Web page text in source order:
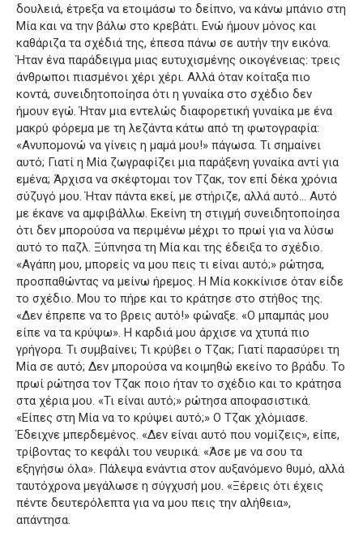
δουλειά, έτρεξα να ετοιμάσω το δείπνο, να κάνω μπάνιο στη
Μία και να την βάλω στο κρεβάτι. Ενώ ήμουν μόνος και
καθάριζα τα σχέδιά της, έπεσα πάνω σε αυτήν την εικόνα.
Ήταν ένα παράδειγμα μιας ευτυχισμένης οικογένειας: τρεις
άνθρωποι πιασμένοι χέρι χέρι. Αλλά όταν κοίταξα πιο
κοντά, συνειδητοποίησα ότι η γυναίκα στο σχέδιο δεν
ήμουν εγώ. Ήταν μια εντελώς διαφορετική γυναίκα με ένα
μακρύ φόρεμα με τη λεζάντα κάτω από τη φωτογραφία:
«Ανυπομονώ να γίνεις η μαμά μου!» πάγωσα. Τι σημαίνει
αυτό; Γιατί η Μία ζωγραφίζει μια παράξενη γυναίκα αντί για
εμένα; Άρχισα να σκέφτομαι τον Τζακ, τον επί δέκα χρόνια
σύζυγό μου. Ήταν πάντα εκεί, με στήριζε, αλλά αυτό… Αυτό
με έκανε να αμφιβάλλω. Εκείνη τη στιγμή συνειδητοποίησα
ότι δεν μπορούσα να περιμένω μέχρι το πρωί για να λύσω
αυτό το παζλ. Ξύπνησα τη Μία και της έδειξα το σχέδιο.
«Αγάπη μου, μπορείς να μου πεις τι είναι αυτό;» ρώτησα,
προσπαθώντας να μείνω ήρεμος. Η Μία κοκκίνισε όταν είδε
το σχέδιο. Μου το πήρε και το κράτησε στο στήθος της.
«Δεν έπρεπε να το βρεις αυτό!» φώναξε. «Ο μπαμπάς μου
είπε να τα κρύψω». Η καρδιά μου άρχισε να χτυπά πιο
γρήγορα. Τι συμβαίνει; Τι κρύβει ο Τζακ; Γιατί παρασύρει τη
Μία σε αυτό; Δεν μπορούσα να κοιμηθώ εκείνο το βράδυ. Το
πρωί ρώτησα τον Τζακ ποιο ήταν το σχέδιο και το κράτησα
στα χέρια μου. «Τι είναι αυτό;» ρώτησα αποφασιστικά.
«Είπες στη Μία να το κρύψει αυτό;» Ο Τζακ χλόμιασε.
Έδειχνε μπερδεμένος. «Δεν είναι αυτό που νομίζεις», είπε,
τρίβοντας το κεφάλι του νευρικά. «Άσε με να σου τα
εξηγήσω όλα». Πάλεψα ενάντια στον αυξανόμενο θυμό, αλλά
ταυτόχρονα μεγάλωσε η σύγχυσή μου. «Ξέρεις ότι έχεις
πέντε δευτερόλεπτα για να μου πεις την αλήθεια»,
απάντησα.